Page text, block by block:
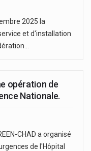
2025 la
et d'installation
opération de
Nationale.
CHAD a organisé
de l'Hôpital